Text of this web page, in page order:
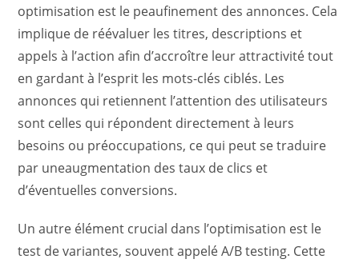
optimisation est le peaufinement des annonces. Cela
implique de réévaluer les titres, descriptions et
appels à l’action afin d’accroître leur attractivité tout
en gardant à l’esprit les mots-clés ciblés. Les
annonces qui retiennent l’attention des utilisateurs
sont celles qui répondent directement à leurs
besoins ou préoccupations, ce qui peut se traduire
par uneaugmentation des taux de clics et
d’éventuelles conversions.
Un autre élément crucial dans l’optimisation est le
test de variantes, souvent appelé A/B testing. Cette